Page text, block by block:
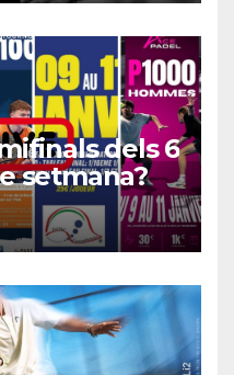
dels 6
setmana?